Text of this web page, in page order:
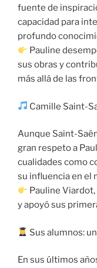
fuente de
capacidad para
profundo
Pauline
sus obras y
más allá de las
Camille Saint-
Aunque Saint-
gran respeto a
cualidades como
su influencia en el
Pauline Viardot,
y apoyó sus
Sus alumnos:
En sus últimos